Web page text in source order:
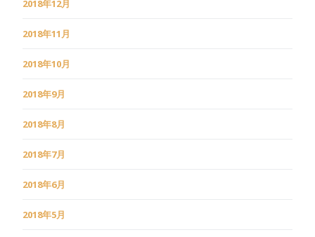
2018年12月
2018年11月
2018年10月
2018年9月
2018年8月
2018年7月
2018年6月
2018年5月